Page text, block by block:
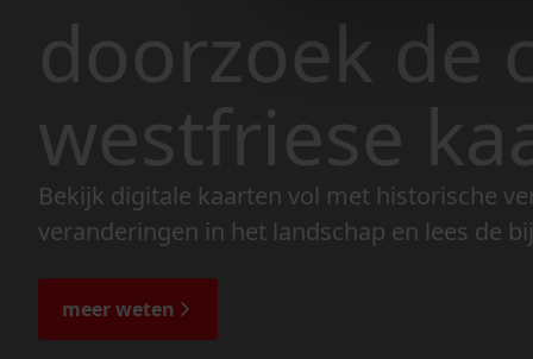
doorzoek de
westfriese
Bekijk digitale kaarten vol met historische
veranderingen in het landschap en lees de
meer weten